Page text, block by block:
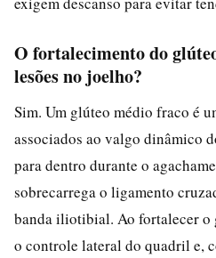
O fortalecimento do
lesões no joelho?
Sim. Um glúteo médio fraco é
associados ao valgo dinâmico
para dentro durante o
sobrecarrega o ligamento
banda iliotibial. Ao fortalecer o
o controle lateral do quadril e,